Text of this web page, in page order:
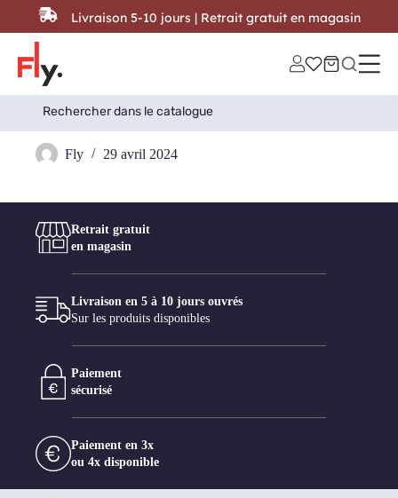
Passer au contenu
Search
for:
Search Button
AGEMOB
Fly 29 avril 2024
Retrait gratuit
en magasin
Livraison en 5 à 10 jours ouvrés
Sur les produits disponibles
Paiement
sécurisé
Paiement en 3x
ou 4x disponible
Livraison 5-10 jours | Retrait gratuit en magasin